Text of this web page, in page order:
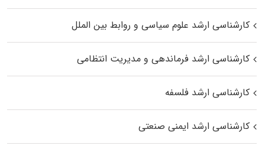
کارشناسی ارشد علوم سیاسی و روابط بین الملل
کارشناسی ارشد فرماندهی و مدیریت انتظامی
کارشناسی ارشد فلسفه
کارشناسی ارشد ایمنی صنعتی